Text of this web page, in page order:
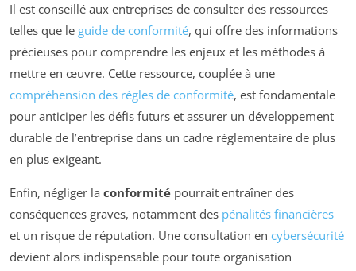
Il est conseillé aux entreprises de consulter des ressources
telles que le guide de conformité, qui offre des informations
précieuses pour comprendre les enjeux et les méthodes à
mettre en œuvre. Cette ressource, couplée à une
compréhension des règles de conformité, est fondamentale
pour anticiper les défis futurs et assurer un développement
durable de l’entreprise dans un cadre réglementaire de plus
en plus exigeant.
Enfin, négliger la conformité pourrait entraîner des
conséquences graves, notamment des pénalités financières
et un risque de réputation. Une consultation en cybersécurité
devient alors indispensable pour toute organisation